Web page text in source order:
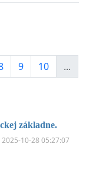
9 10
...
základne.
2025-10-28 05:27:07